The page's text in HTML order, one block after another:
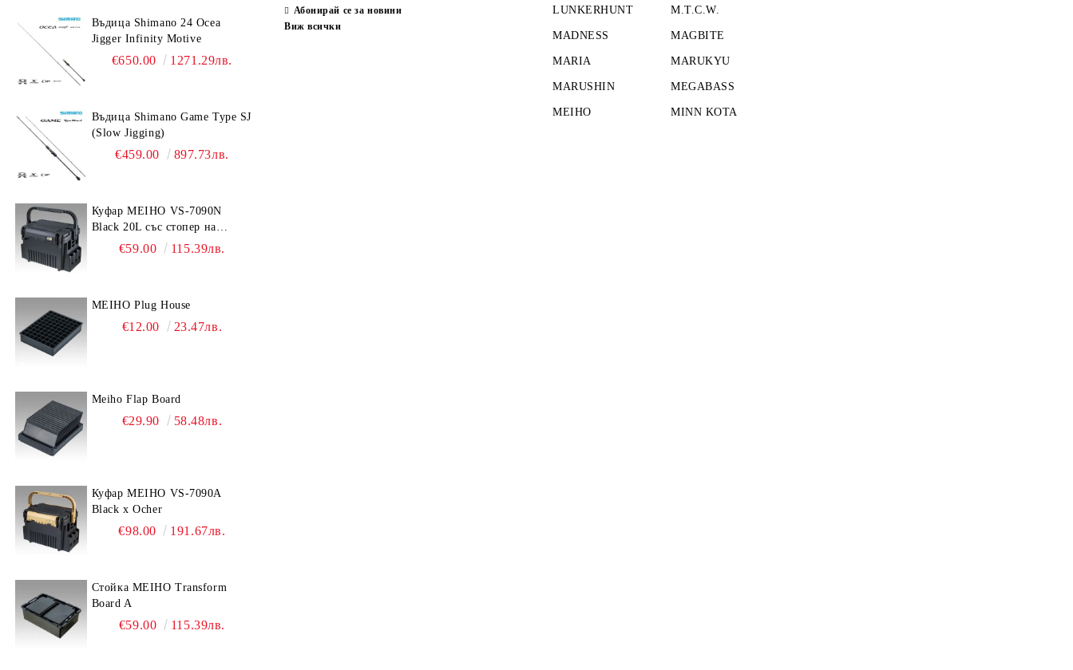
Въдица Shimano 24 Ocea
Jigger Infinity Motive
€650.00 1271.29лв.
Въдица Shimano Game Type SJ
(Slow Jigging)
€459.00 897.73лв.
Куфар MEIHO VS-7090N
Black 20L със стопер на
дръжката€59.00 115.39лв.
MEIHO Plug House
€12.00 23.47лв.
Meiho Flap Board
€29.90 58.48лв.
Куфар MEIHO VS-7090A
Black x Ocher
€98.00 191.67лв.
Стойка MEIHO Transform
Board A
€59.00 115.39лв.
Абонирай се за новини
Виж всички
LUNKERHUNT M.T.C.W.
MADNESS MAGBITE
MARIA MARUKYU
MARUSHIN MEGABASS
MEIHO MINN KOTA